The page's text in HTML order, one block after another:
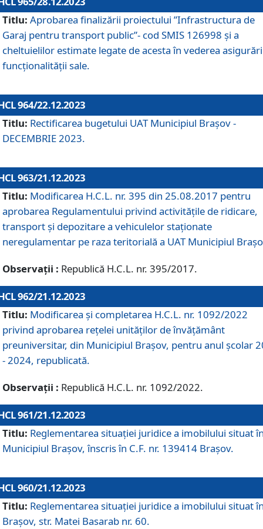
Titlu: Aprobarea finalizării proiectului ”Infrastructura de
Garaj pentru transport public”- cod SMIS 126998 și a
cheltuielilor estimate legate de acesta în vederea
funcționalității sale.
964/22.12.2023
Titlu: Rectificarea bugetului UAT Municipiul Braşov -
DECEMBRIE 2023.
963/21.12.2023
Titlu: Modificarea H.C.L. nr. 395 din 25.08.2017 pentru
aprobarea Regulamentului privind activitățile de ridicare,
transport şi depozitare a vehiculelor staționate
neregulamentar pe raza teritorială a UAT Municipiul
Observații : Republică H.C.L. nr. 395/2017.
962/21.12.2023
Titlu: Modificarea și completarea H.C.L. nr. 1092/2022
privind aprobarea rețelei unităților de învăţământ
preuniversitar, din Municipiul Braşov, pentru anul școlar
- 2024, republicată.
Observații : Republică H.C.L. nr. 1092/2022.
961/21.12.2023
Titlu: Reglementarea situației juridice a imobilului situat
Municipiul Brașov, înscris în C.F. nr. 139414 Brașov.
960/21.12.2023
Titlu: Reglementarea situației juridice a imobilului situat
Brașov, str. Matei Basarab nr. 60.